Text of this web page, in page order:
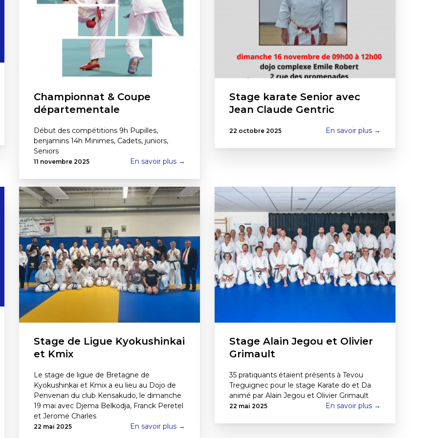
Championnat & Coupe
départementale
Début des compétitions 9h Pupilles,
benjamins 14h Minimes, Cadets, juniors,
Seniors
11 novembre 2025 En savoir plus →
Stage karate Senior avec
Jean Claude Gentric
22 octobre 2025 En savoir plus →
Stage de Ligue Kyokushinkai
et Kmix
Le stage de ligue de Bretagne de
Kyokushinkai et Kmix a eu lieu au Dojo de
Penvenan du club Kensakudo, le dimanche
19 mai avec Djema Belkodja, Franck Peretel
et Jerome Charles
22 mai 2025 En savoir plus →
Stage Alain Jegou et Olivier
Grimault
35 pratiquants étaient présents à Tevou
Treguignec pour le stage Karate do et Da
animé par Alain Jegou et Olivier Grimault
22 mai 2025 En savoir plus →